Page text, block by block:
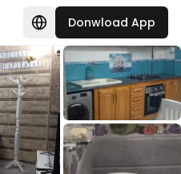
Donwload App